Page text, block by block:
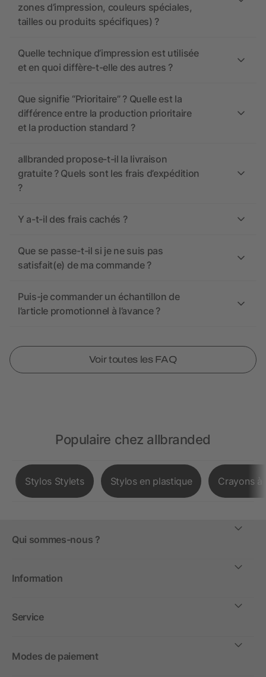
zones d’impression, couleurs spéciales,
tailles ou produits spécifiques) ?
Quelle technique d’impression est utilisée
et en quoi diffère-t-elle des autres ?
Que signifie “Prioritaire” ? Quelle est la
différence entre la production prioritaire
et la production standard ?
allbranded propose-t-il la livraison
gratuite ? Quels sont les frais d’expédition
?
Y a-t-il des frais cachés ?
Que se passe-t-il si je ne suis pas
satisfait(e) de ma commande ?
Puis-je commander un échantillon de
l’article promotionnel à l’avance ?
Voir toutes les FAQ
Populaire chez allbranded
Stylos Stylets Stylos en plastique Crayons à
Qui sommes-nous ?
Information
Service
Modes de paiement